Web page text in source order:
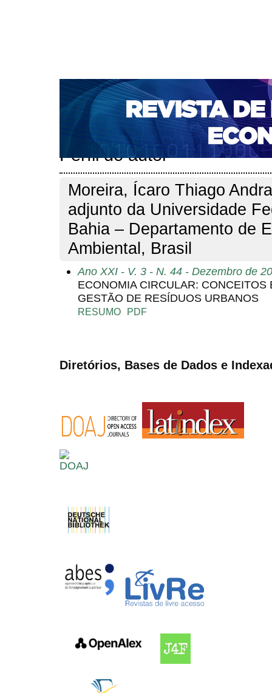
CAPA SOBRE ACESSO CADASTRO
NOTÍCIAS
PORTAL DE REVISTAS DA UNIFACS
BASES DE DADOS E INDEXADORES
Capa Pesquisa >Perfil do autor
Perfil do autor
Moreira, Ícaro Thiago
adjunto da Universidade
Bahia – Departamento de
Ambiental, Brasil
Ano XXI - V. 3 - N. 44 - Dezembro de
ECONOMIA CIRCULAR: CONCEITOS
GESTÃO DE RESÍDUOS URBANOS
RESUMO PDF
Diretórios, Bases de Dados e